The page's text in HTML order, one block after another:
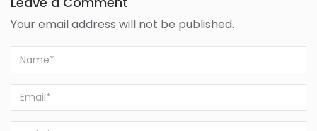
Your email address will not be published.